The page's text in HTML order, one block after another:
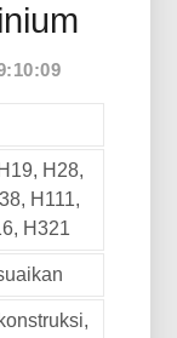
H28,
H111,
H321